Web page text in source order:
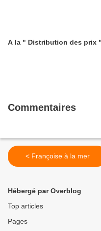
A la " Distribution des prix "
Commentaires
< Françoise à la mer
Hébergé par Overblog
Top articles
Pages